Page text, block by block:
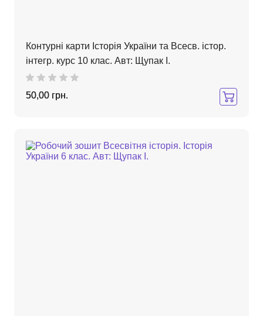
Контурні карти Історія України та Всесв. істор.
інтегр. курс 10 клас. Авт: Щупак І.
50,00 грн.